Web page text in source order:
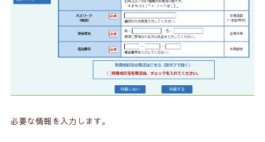
必要な情報を入力します。